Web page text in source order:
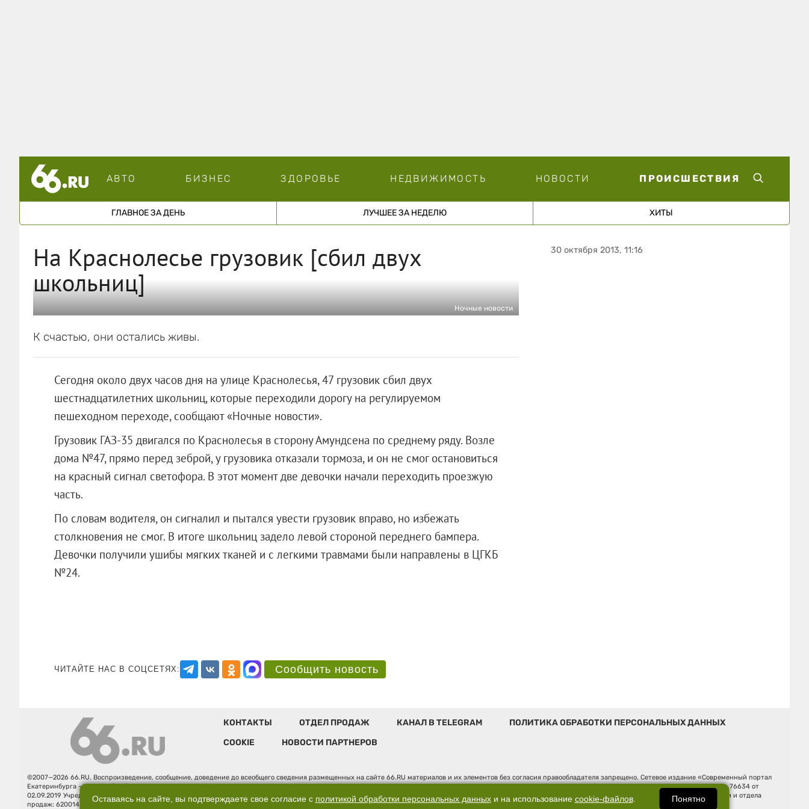
АВТО БИЗНЕС ЗДОРОВЬЕ НЕДВИЖИМОСТЬ НОВОСТИ ПРОИСШЕСТВИЯ
ГЛАВНОЕ ЗА ДЕНЬ ЛУЧШЕЕ ЗА НЕДЕЛЮ ХИТЫ
На Краснолесье грузовик [сбил двух
школьниц]
Ночные новости
К счастью, они остались живы.
Сегодня около двух часов дня на улице Краснолесья, 47 грузовик сбил двух
шестнадцатилетних школьниц, которые переходили дорогу на регулируемом
пешеходном переходе, сообщают «Ночные новости».
Грузовик ГАЗ-35 двигался по Краснолесья в сторону Амундсена по среднему ряду. Возле
дома №47, прямо перед зеброй, у грузовика отказали тормоза, и он не смог остановиться
на красный сигнал светофора. В этот момент две девочки начали переходить проезжую
часть.
По словам водителя, он сигналил и пытался увести грузовик вправо, но избежать
столкновения не смог. В итоге школьниц задело левой стороной переднего бампера.
Девочки получили ушибы мягких тканей и с легкими травмами были направлены в ЦГКБ
№24.
ЧИТАЙТЕ НАС В СОЦСЕТЯХ: Сообщить новость
30 октября 2013, 11:16
КОНТАКТЫ ОТДЕЛ ПРОДАЖ КАНАЛ В TELEGRAM
ПОЛИТИКА ОБРАБОТКИ ПЕРСОНАЛЬНЫХ ДАННЫХ
COOKIE
НОВОСТИ ПАРТНЕРОВ
©2007—2026 66.RU. Воспроизведение, сообщение, доведение до всеобщего сведения размещенных на сайте 66.RU материалов и их элементов без согласия правообладателя запрещено. Сетевое издание «Современный портал
Екатеринбурга — «66.ru» (18+) зарегистрировано Федеральной службой по надзору в сфере связи, информационных технологий и массовых коммуникаций (Роскомнадзор). Регистрационный номер ЭЛ № ФС 77 - 76634 от
02.09.2019 Учредитель: Общество с ограниченной ответственностью "66.ру". Юридический адрес: 620014, Свердловская обл., г. Екатеринбург, ул. Бориса Ельцина, строение 3, оф. 7015 Фактический адрес редакции и отдела
продаж: 620014, Свердловская обл., г. Екатеринбург, ул. Бориса Ельцина, д. 3, оф. 7015, +7 (343) 288-50-66 info@news.66.ru Главный редактор: Шлыков Дмитрий Владимирович
Оставаясь на сайте, вы подтверждаете свое согласие с политикой обработки персональных данныхи на использование cookie-файлов. Понятно